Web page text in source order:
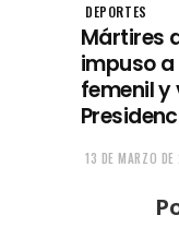
DEPORTES
Mártires
impuso a
femenil y
13 DE MARZO